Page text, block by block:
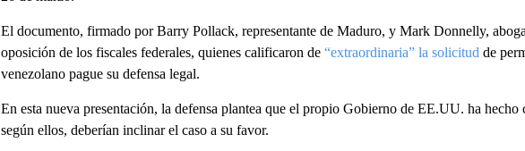
El documento, firmado por Barry Pollack, representante de Maduro, y Mark Donnelly,
oposición de los fiscales federales, quienes calificaron de “extraordinaria” la solicitud de
venezolano pague su defensa legal.
En esta nueva presentación, la defensa plantea que el propio Gobierno de EE.UU. ha hecho
según ellos, deberían inclinar el caso a su favor.